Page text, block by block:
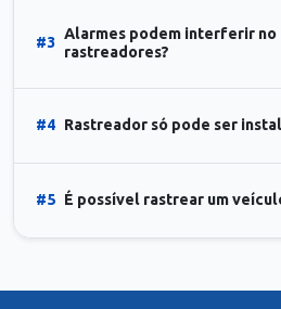
#3
Alarmes podem interferir no
rastreadores?
#4 Rastreador só pode ser
#5 É possível rastrear um